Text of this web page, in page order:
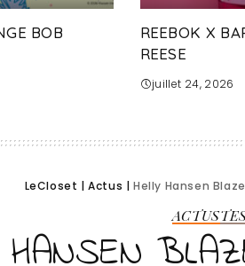
BOB
REEBOK X
REESE
juillet 24, 2026
LeCloset |Actus | Helly Hansen
ACTUS
HANSEN